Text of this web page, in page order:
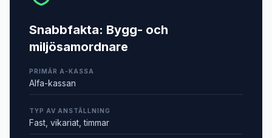
Snabbfakta: Bygg- och
miljösamordnare
PRIMÄR A-KASSA
Alfa-kassan
TYP AV ANSTÄLLNING
Fast, vikariat, timmar